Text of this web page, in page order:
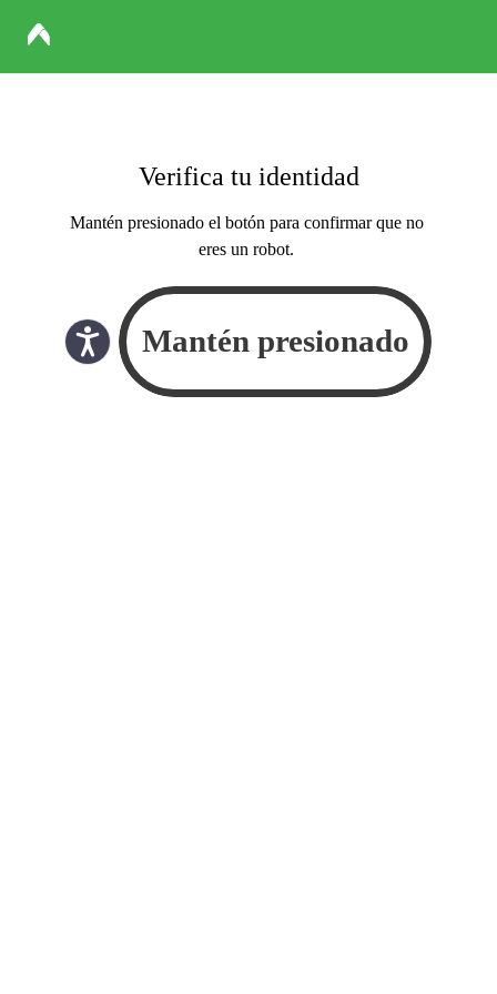
Verifica tu identidad
Mantén presionado el botón para confirmar que no
eres un robot.